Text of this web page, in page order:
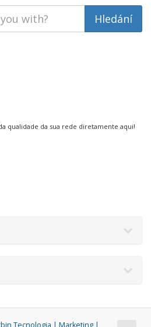
qualidade da sua rede diretamente aqui!
Tecnologia | Marketing |